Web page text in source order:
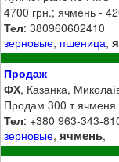
4700 грн.; ячмень -
Тел: 380960602410
зерновые, пшеница,
Продаж
ФХ, Казанка,
Продам 300 т ячменя
Тел: +380 963-343-
зерновые,ячмень,